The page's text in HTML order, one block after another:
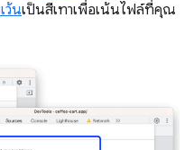
ว้นเป็นสีเทาเพื่อเน้นไฟล์ที่คุณ